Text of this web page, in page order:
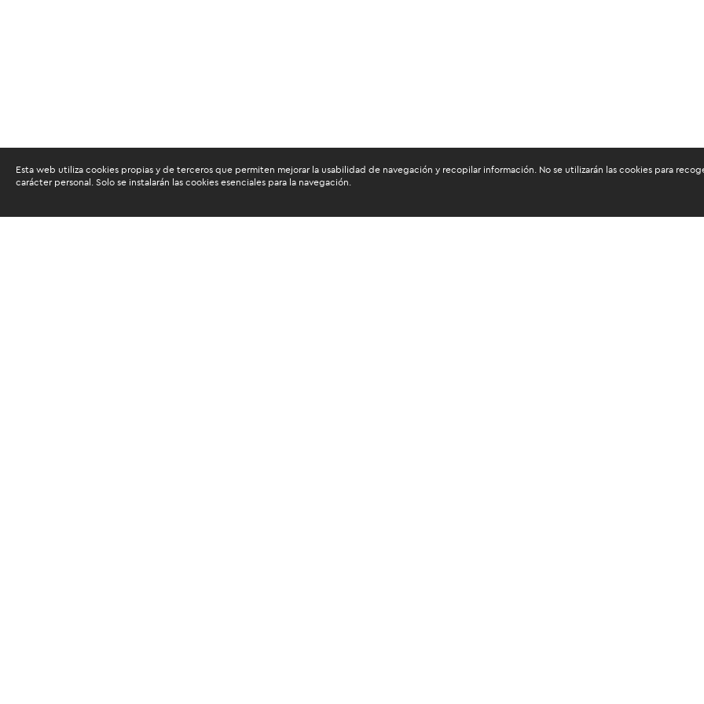
Esta web utiliza cookies propias y de terceros que permiten mejorar la usabilidad de navegación y recopilar información. No se utilizarán las cookies para
carácter personal. Solo se instalarán las cookies esenciales para la navegación.